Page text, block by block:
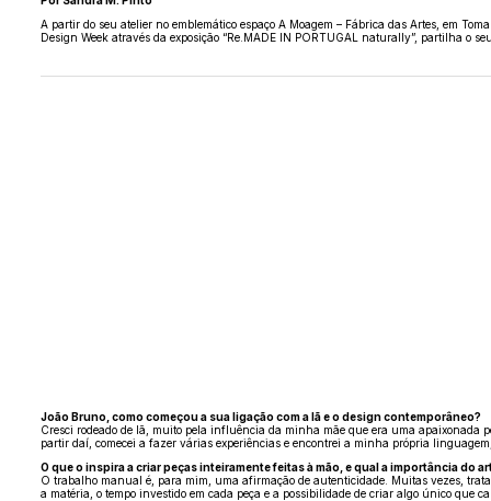
A partir do seu atelier no emblemático espaço A Moagem – Fábrica das Artes, em
Design Week através da exposição “Re.MADE IN PORTUGAL naturally”, partilha o
João Bruno, como começou a sua ligação com a lã e o design contemporâneo?
Cresci rodeado de lã, muito pela influência da minha mãe que era uma apaixonada
partir daí, comecei a fazer várias experiências e encontrei a minha própria
O que o inspira a criar peças inteiramente feitas à mão, e qual a importância do
O trabalho manual é, para mim, uma afirmação de autenticidade. Muitas vezes,
a matéria, o tempo investido em cada peça e a possibilidade de criar algo único que